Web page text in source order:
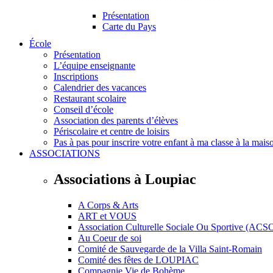
Présentation
Carte du Pays
École
Présentation
L’équipe enseignante
Inscriptions
Calendrier des vacances
Restaurant scolaire
Conseil d’école
Association des parents d’élèves
Périscolaire et centre de loisirs
Pas à pas pour inscrire votre enfant à ma classe à la
ASSOCIATIONS
Associations à Loupiac
A Corps & Arts
ART et VOUS
Association Culturelle Sociale Ou Sportive
Au Coeur de soi
Comité de Sauvegarde de la Villa Saint-Romain
Comité des fêtes de LOUPIAC